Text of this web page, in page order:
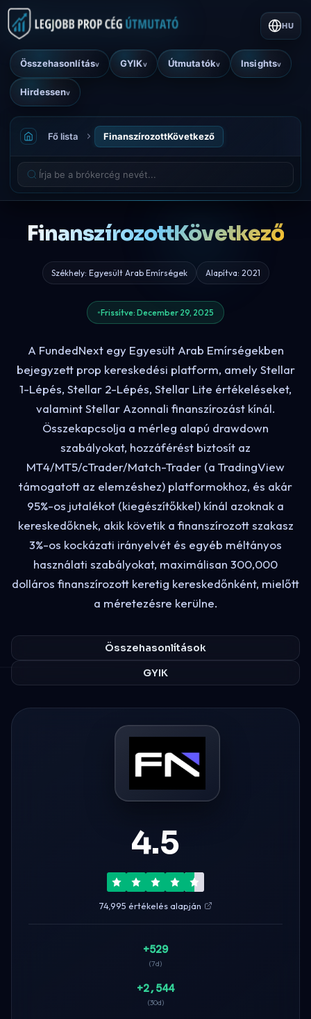
Összehasonlításv GYIKv Útmutatókv Insightsv
Hirdessenv
HU
Fő lista FinanszírozottKövetkező
FinanszírozottKövetkező
Székhely: Egyesült Arab Emírségek Alapítva: 2021
Frissítve: December 29, 2025
A FundedNext egy Egyesült Arab Emírségekben
bejegyzett prop kereskedési platform, amely Stellar
1-Lépés, Stellar 2-Lépés, Stellar Lite értékeléseket,
valamint Stellar Azonnali finanszírozást kínál.
Összekapcsolja a mérleg alapú drawdown
szabályokat, hozzáférést biztosít az
MT4/MT5/cTrader/Match-Trader (a TradingView
támogatott az elemzéshez) platformokhoz, és akár
95%-os jutalékot (kiegészítőkkel) kínál azoknak a
kereskedőknek, akik követik a finanszírozott szakasz
3%-os kockázati irányelvét és egyéb méltányos
használati szabályokat, maximálisan 300,000
dolláros finanszírozott keretig kereskedőnként, mielőtt
a méretezésre kerülne.
Összehasonlítások
GYIK
4.5
74,995 értékelés alapján
+529
(7d)
+2,544
(30d)